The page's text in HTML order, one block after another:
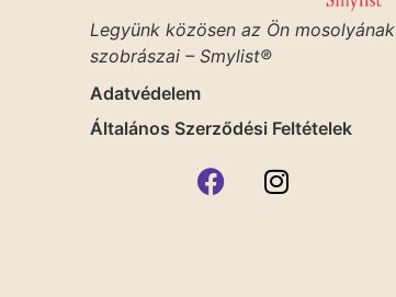
Legyünk közösen az Ön mosolyának
szobrászai – Smylist®
Adatvédelem
Általános Szerződési Feltételek